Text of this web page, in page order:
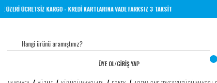
1000 TL VE ÜZERİ ÜCRETSİZ KARGO - KREDİ KARTLARINA VADE FARKSIZ 3 TAKSİT
ÜYE OL/GİRİŞ YAP